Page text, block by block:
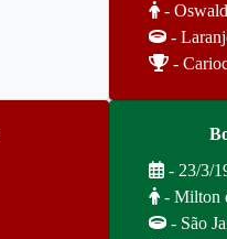
-
-
-
- 23/3/
- Milton
- São